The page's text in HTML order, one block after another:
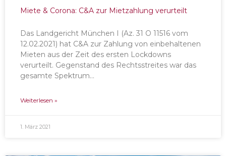
Miete & Corona: C&A zur Mietzahlung verurteilt
Das Landgericht München I (Az. 31 O 11516 vom
12.02.2021) hat C&A zur Zahlung von einbehaltenen
Mieten aus der Zeit des ersten Lockdowns
verurteilt. Gegenstand des Rechtsstreites war das
gesamte Spektrum…
Weiterlesen »
1. März 2021